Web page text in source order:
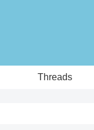
Threads